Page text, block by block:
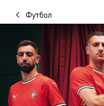
Футбол